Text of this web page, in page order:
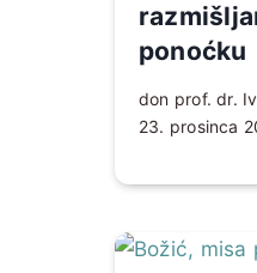
ponoćku
don prof. dr.
23. prosinca